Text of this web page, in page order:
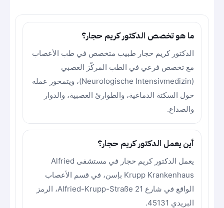
ما هو تخصص الدكتور كريم حجار؟
الدكتور كريم حجار طبيب متخصص في طب الأعصاب
مع تخصص فرعي في الطب المركّز العصبي
(Neurologische Intensivmedizin)، ويتمحور عمله
حول السكتة الدماغية، والطوارئ العصبية، والدوار
والصداع.
أين يعمل الدكتور كريم حجار؟
يعمل الدكتور كريم حجار في مستشفى Alfried
Krupp Krankenhaus بإسن، في قسم الأعصاب
الواقع في شارع Alfried-Krupp-Straße 21، الرمز
البريدي 45131.